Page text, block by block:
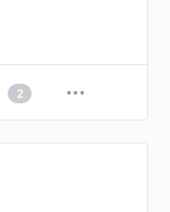
2